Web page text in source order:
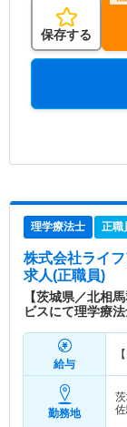
保存する
理学療法士 正職
株式会社ライ
求人(正職員)
【茨城県／北相
ビスにて理学療
給与
勤務地